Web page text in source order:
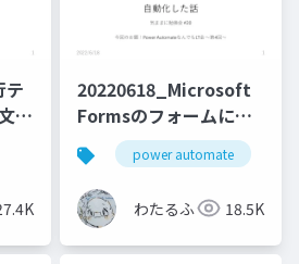
テ
字
20220618_Microsoft
Formsのフォームに回
答していないひとに対
する催促を自動化した
話
power automate
わたるふ 18.5K